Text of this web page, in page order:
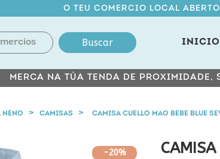
O TEU COMERCIO LOCAL
Buscar INICIO
MERCA NA TÚA TENDA DE PROXIMIDADE,
NENO CAMISAS CAMISA CUELLO MAO BEBE BLUE
-20% CAMISA